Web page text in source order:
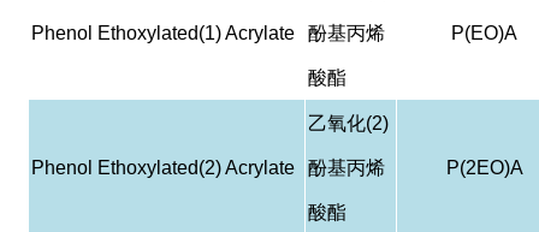
Phenol Ethoxylated(1) Acrylate 酚基丙烯
酸酯
P(EO)A
Phenol Ethoxylated(2) Acrylate
乙氧化(2)
酚基丙烯
酸酯
P(2EO)A